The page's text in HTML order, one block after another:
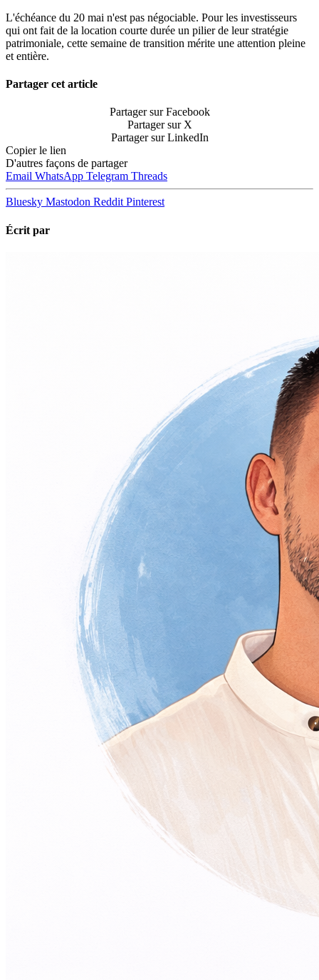
L'échéance du 20 mai n'est pas négociable. Pour les investisseurs
qui ont fait de la location courte durée un pilier de leur stratégie
patrimoniale, cette semaine de transition mérite une attention pleine
et entière.
Partager cet article
Partager sur Facebook
Partager sur X
Partager sur LinkedIn
Copier le lien
D'autres façons de partager
Email WhatsApp Telegram Threads
Bluesky Mastodon RedditPinterest
Écrit par